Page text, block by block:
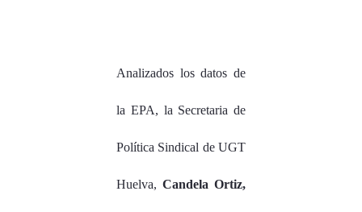
Analizados los datos de
la EPA, la Secretaria de
Política Sindical de UGT
Huelva, Candela Ortiz,